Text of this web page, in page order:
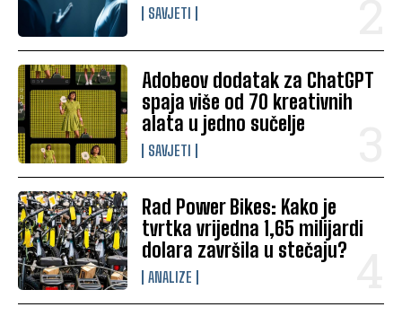
SAVJETI
Adobeov dodatak za ChatGPT
spaja više od 70 kreativnih
alata u jedno sučelje
SAVJETI
Rad Power Bikes: Kako je
tvrtka vrijedna 1,65 milijardi
dolara završila u stečaju?
ANALIZE